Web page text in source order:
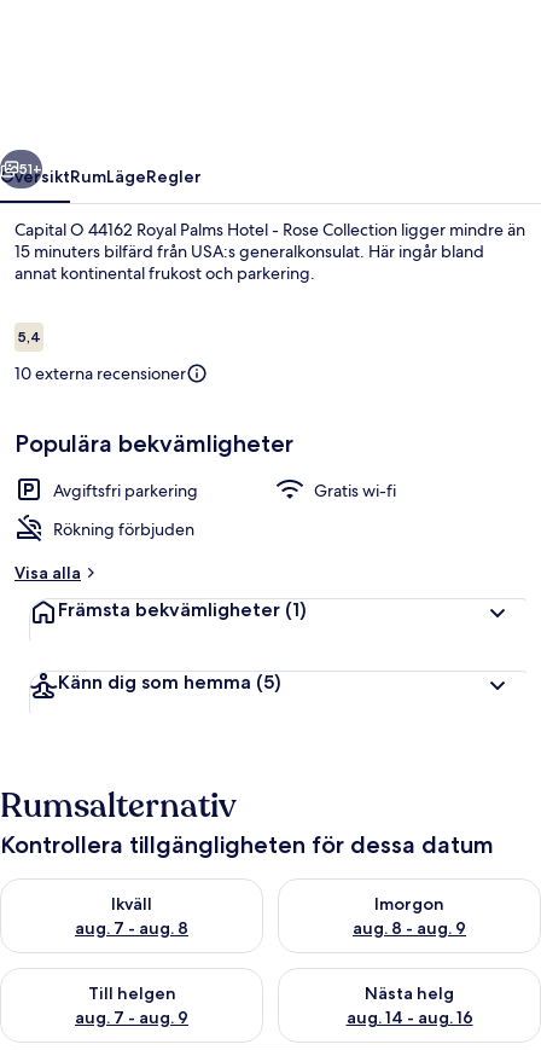
-
Rose
Collection
Nästa
51+
ÖversiktRumLägeRegler
Capital O 44162 Royal Palms Hotel - Rose Collection ligger mindre än
15 minuters bilfärd från USA:s generalkonsulat. Här ingår bland
annat kontinental frukost och parkering.
Recensioner
5,45,4 av 10,
10 externa recensioner
Populära bekvämligheter
Avgiftsfri parkering
Gratis wi-fi
Rökning förbjuden
Visa alla
Främsta bekvämligheter (1)
Känn dig som hemma (5)
Rumsalternativ
Kontrollera tillgängligheten för dessa datum
Ikväll
aug. 7 - aug. 8
Kontrollera tillgängligheten för ikväll aug. 7 - aug. 8
Imorgon
aug. 8 - aug. 9
Kontrollera tillgängligheten
Till helgen
aug. 7 - aug. 9
Kontrollera tillgängligheten för den här helgen aug. 7 - aug. 9
Nästa helg
aug. 14 - aug. 16
Kontrollera tillgängligheten